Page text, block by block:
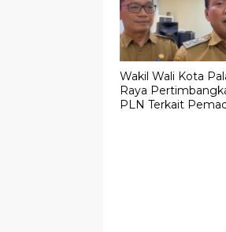
Wakil Wali Kota
Raya
PLN Terkait